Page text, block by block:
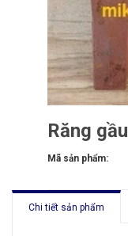
Răng gầu
Mã sản phẩm:
Chi tiết sản phẩm